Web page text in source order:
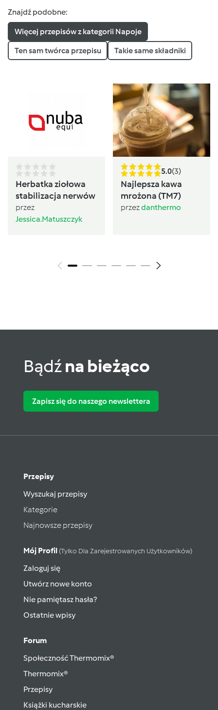
Znajdź podobne:
Więcej przepisów z kategorii Napoje
Ten sam twórca przepisu Takie same składniki
Herbatka ziołowa
stabilizacja nerwów
przez
Jessica.Matuszczyk
5.0(3)
Najlepsza kawa
mrożona (TM7)
przezdanthermo
Bądźna bieżąco
Zapisz się do naszego newslettera
Przepisy
Wyszukaj przepisy
Kategorie
Najnowsze przepisy
Mój Profil (tylko Dla Zarejestrowanych Użytkowników)
Zaloguj się
Utwórz nowe konto
Nie pamiętasz hasła?
Ostatnie wpisy
Forum
Społeczność Thermomix®
Thermomix®
Przepisy
Książki kucharskie